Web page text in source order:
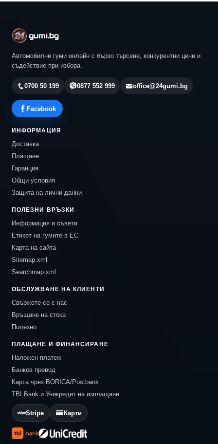
Автомобилни гуми онлайн с бързо търсене, конкурентни цени и
съдействие при избора.
0700 50 199 0877 552 999 office@24gumi.bg
Facebook
ИНФОРМАЦИЯ
Доставка
Плащане
Гаранция
Общи условия
Защита на лични данни
ПОЛЕЗНИ ВРЪЗКИ
Информация и съвети
Етикет на гумите в ЕС
Карта на сайта
Sitemap.xml
Searchmap.xml
ОБСЛУЖВАНЕ НА КЛИЕНТИ
Свържете се с нас
Връщане на стока
Полезно
ПЛАЩАНЕ И ФИНАНСИРАНЕ
Наложен платеж
Банков превод
Карта чрез BORICA/Postbank
TBI Bank и Уникредит на изплащане
Stripe Карти